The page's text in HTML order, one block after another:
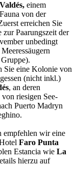
einem
von der
erreichen Sie
zur Paarungszeit der
unbedingt
Sie eine Kolonie von
(nicht inkl.)
, an deren
riesigen See-
Puerto Madryn
empfehlen wir eine
Faro Punta
Estancia wie La
hierzu auf